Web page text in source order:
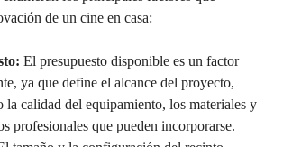
de un cine en casa:
El presupuesto disponible es un factor
ya que define el alcance del proyecto,
la calidad del equipamiento, los materiales y
profesionales que pueden incorporarse.